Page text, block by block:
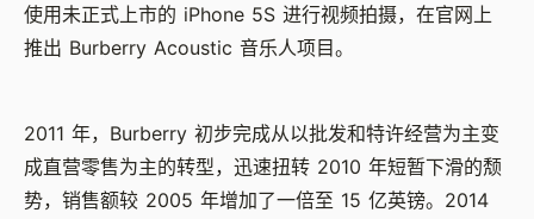
使用未正式上市的 iPhone 5S 进行视频拍摄，在官网上
推出 Burberry Acoustic 音乐人项目。
2011 年，Burberry 初步完成从以批发和特许经营为主变
成直营零售为主的转型，迅速扭转 2010 年短暂下滑的颓
势，销售额较 2005 年增加了一倍至 15 亿英镑。2014